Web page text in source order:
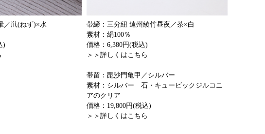
／鼡(ねず)×水
)
帯締：三分紐 遠州綾竹昼夜／茶×白
素材：絹100％
価格：6,380円(税込)
＞＞詳しくはこちら
帯留：毘沙門亀甲／シルバー
素材：シルバー 石・キュービックジルコニ
アのクリア
価格：19,800円(税込)
＞＞詳しくはこちら